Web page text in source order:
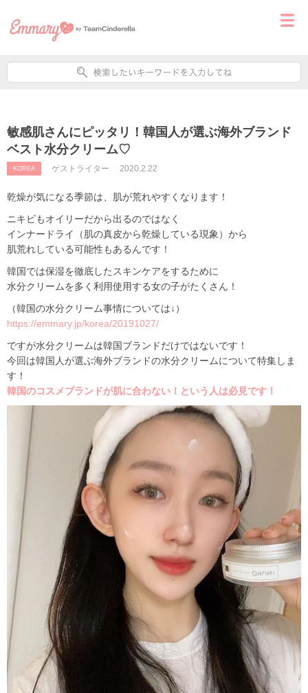
敏感肌さんにピッタリ！韓国人が選ぶ海外ブランド
ベスト水分クリーム♡
KOREA ゲストライター 2020.2.22
乾燥が気になる季節は、肌が荒れやすくなります！
ニキビもオイリーだから出るのではなく
インナードライ（肌の真皮から乾燥している現象）から
肌荒れしている可能性もあるんです！
韓国では保湿を徹底したスキンケアをするために
水分クリームを多く利用使用する女の子がたくさん！
（韓国の水分クリーム事情については↓）
https://emmary.jp/korea/20191027/
ですが水分クリームは韓国ブランドだけではないです！
今回は韓国人が選ぶ海外ブランドの水分クリームについて特集しま
す！
韓国のコスメブランドが肌に合わない！という人は必見です！